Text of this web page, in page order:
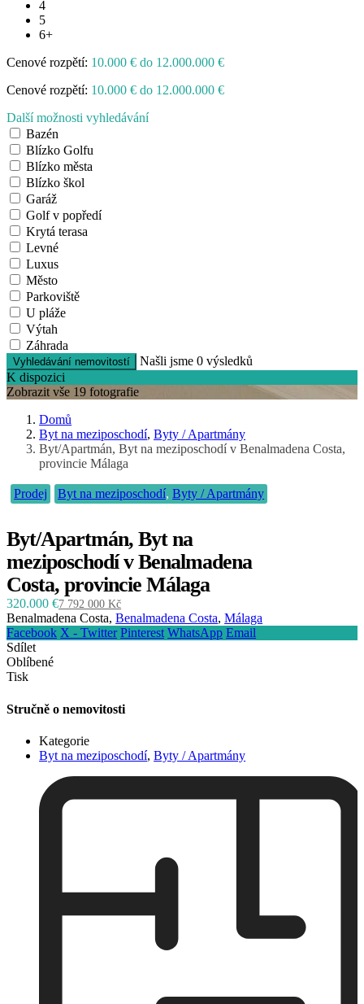
4
5
6+
Cenové rozpětí: 10.000 € do 12.000.000 €
Cenové rozpětí: 10.000 € do 12.000.000 €
Další možnosti vyhledávání
Bazén
Blízko Golfu
Blízko města
Blízko škol
Garáž
Golf v popředí
Krytá terasa
Levné
Luxus
Město
Parkoviště
U pláže
Výtah
Záhrada
Vyhledávání nemovitostí Našli jsme0 výsledků
K dispozici
Zobrazit vše 19 fotografie
Domů
Byt na meziposchodí,Byty / Apartmány
Byt/Apartmán, Byt na meziposchodí v Benalmadena Costa,
provincie Málaga
Prodej Byt na meziposchodí,Byty / Apartmány
Byt/Apartmán, Byt na
meziposchodí v Benalmadena
Costa, provincie Málaga
320.000 €7 792 000 Kč
Benalmadena Costa,Benalmadena Costa,Málaga
Facebook X - Twitter Pinterest WhatsApp Email
Sdílet
Oblíbené
Tisk
Stručně o nemovitosti
Kategorie
Byt na meziposchodí,Byty / Apartmány